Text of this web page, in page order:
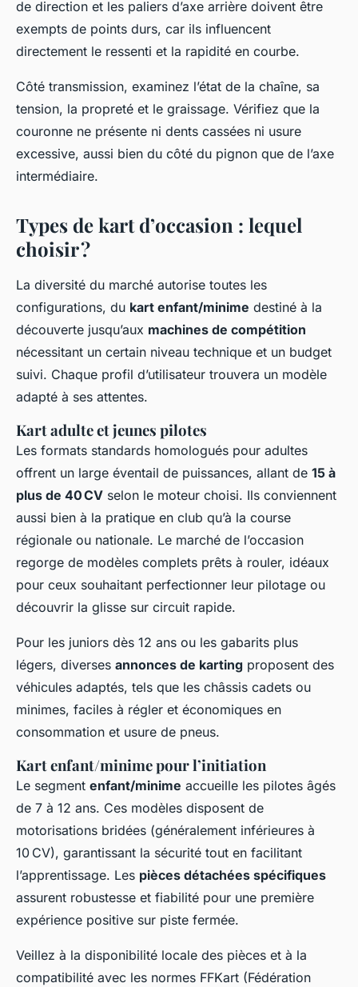
de direction et les paliers d’axe arrière doivent être
exempts de points durs, car ils influencent
directement le ressenti et la rapidité en courbe.
Côté transmission, examinez l’état de la chaîne, sa
tension, la propreté et le graissage. Vérifiez que la
couronne ne présente ni dents cassées ni usure
excessive, aussi bien du côté du pignon que de l’axe
intermédiaire.
Types de kart d’occasion : lequel
choisir ?
La diversité du marché autorise toutes les
configurations, du kart enfant/minime destiné à la
découverte jusqu’aux machines de compétition
nécessitant un certain niveau technique et un budget
suivi. Chaque profil d’utilisateur trouvera un modèle
adapté à ses attentes.
Kart adulte et jeunes pilotes
Les formats standards homologués pour adultes
offrent un large éventail de puissances, allant de 15 à
plus de 40 CV selon le moteur choisi. Ils conviennent
aussi bien à la pratique en club qu’à la course
régionale ou nationale. Le marché de l’occasion
regorge de modèles complets prêts à rouler, idéaux
pour ceux souhaitant perfectionner leur pilotage ou
découvrir la glisse sur circuit rapide.
Pour les juniors dès 12 ans ou les gabarits plus
légers, diverses annonces de karting proposent des
véhicules adaptés, tels que les châssis cadets ou
minimes, faciles à régler et économiques en
consommation et usure de pneus.
Kart enfant/minime pour l’initiation
Le segment enfant/minime accueille les pilotes âgés
de 7 à 12 ans. Ces modèles disposent de
motorisations bridées (généralement inférieures à
10 CV), garantissant la sécurité tout en facilitant
l’apprentissage. Les pièces détachées spécifiques
assurent robustesse et fiabilité pour une première
expérience positive sur piste fermée.
Veillez à la disponibilité locale des pièces et à la
compatibilité avec les normes FFKart (Fédération